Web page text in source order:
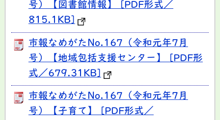
号）【図書館情報】 [PDF形式／
815.1KB]
市報なめがたNo.167（令和元年7月
号）【地域包括支援センター】 [PDF形
式／679.31KB]
市報なめがたNo.167（令和元年7月
号）【子育て】 [PDF形式／